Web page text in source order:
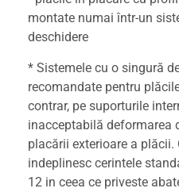
montate numai într-un
deschidere
* Sistemele cu o singură
recomandate pentru
contrar, pe suporturile
inacceptabilă deformarea
placării exterioare a
indeplinesc cerintele
12 in ceea ce priveste